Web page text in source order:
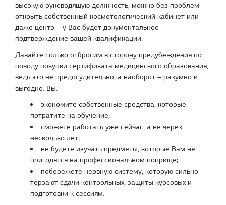
высокую руководящую должность, можно без проблем
открыть собственный косметологический кабинет или
даже центр – у Вас будет документальное
подтверждение вашей квалификации.
Давайте только отбросим в сторону предубеждения по
поводу покупки сертификата медицинского образования,
ведь это не предосудительно, а наоборот – разумно и
выгодно. Вы:
экономите собственные средства, которые
потратите на обучение;
сможете работать уже сейчас, а не через
несколько лет;
не будете изучать предметы, которые Вам не
пригодятся на профессиональном поприще;
побережете нервную систему, которую сильно
терзают сдачи контрольных, защиты курсовых и
подготовки к сессиям.